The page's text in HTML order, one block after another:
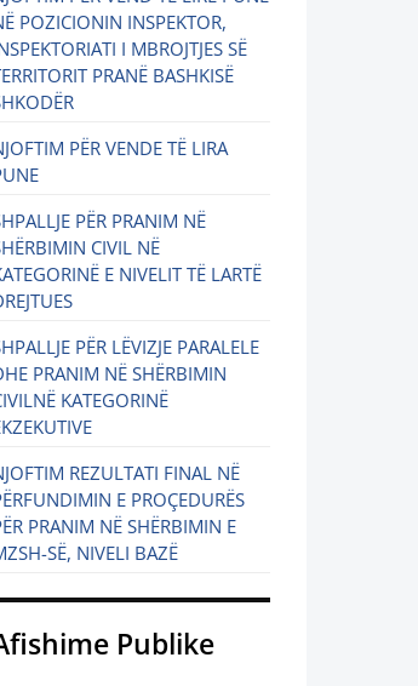
POZICIONIN INSPEKTOR,
I MBROJTJES SË
PRANË BASHKISË
PËR VENDE TË LIRA
PËR PRANIM NË
CIVIL NË
E NIVELIT TË LARTË
PËR LËVIZJE PARALELE
PRANIM NË SHËRBIMIN
KATEGORINË
REZULTATI FINAL NË
E PROÇEDURËS
PRANIM NË SHËRBIMIN E
SË, NIVELI BAZË
Publike